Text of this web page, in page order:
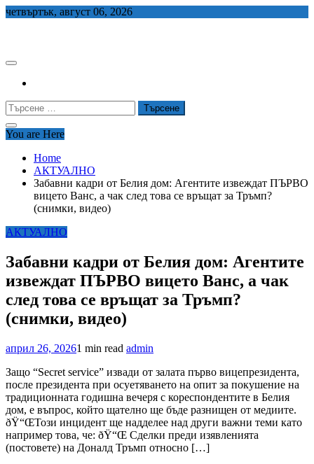
Skip
четвъртък, август 06, 2026
Търсене
за:
You are Here
Home
АКТУАЛНО
Забавни кадри от Белия дом: Агентите извеждат ПЪРВО
вицето Ванс, а чак след това се връщат за Тръмп?
(снимки, видео)
АКТУАЛНО
Забавни кадри от Белия дом: Агентите
извеждат ПЪРВО вицето Ванс, а чак
след това се връщат за Тръмп?
(снимки, видео)
април 26, 20261 min read admin
Защо “Secret service” извади от залата първо вицепрезидента,
после президента при осуетяването на опит за покушение на
традиционната годишна вечеря с кореспондентите в Белия
дом, е въпрос, който щателно ще бъде разнищен от медиите.
ðŸ“ŒТози инцидент ще надделее над други важни теми като
например това, че: ðŸ“Œ Сделки преди изявленията
(постовете) на Доналд Тръмп относно […]